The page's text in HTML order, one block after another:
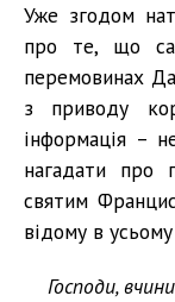
Уже згодом
про те, що
перемовинах
з приводу
інформація –
нагадати про
святим
відому в
Господи,